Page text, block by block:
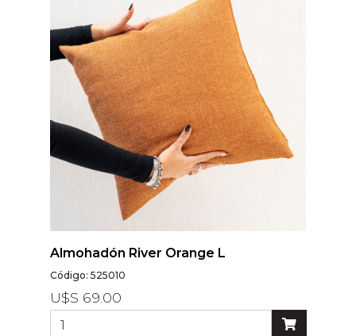
Almohadón River Orange L
Código: 525010
U$S 69.00